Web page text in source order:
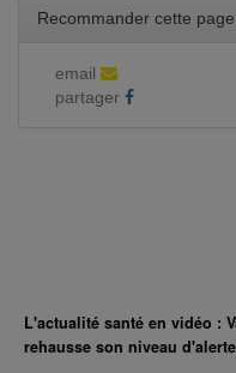
Recommander cette
email
partager
L'actualité santé en vidéo :
rehausse son niveau